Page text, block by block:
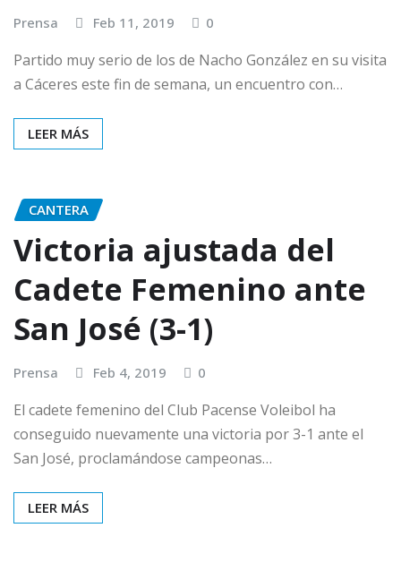
Prensa Feb 11, 2019 0
Partido muy serio de los de Nacho González en su visita
a Cáceres este fin de semana, un encuentro con…
LEER MÁS
CANTERA
Victoria ajustada del
Cadete Femenino ante
San José (3-1)
Prensa Feb 4, 2019 0
El cadete femenino del Club Pacense Voleibol ha
conseguido nuevamente una victoria por 3-1 ante el
San José, proclamándose campeonas…
LEER MÁS